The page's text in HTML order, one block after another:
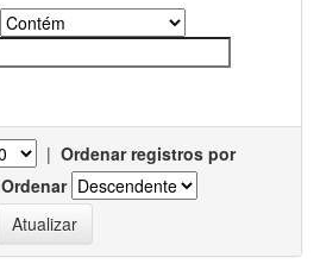
| Ordenar registros por
Ordenar